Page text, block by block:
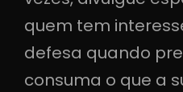
quem tem
defesa quando
consuma o que a